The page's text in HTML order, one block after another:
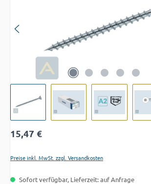
Regulärer Preis:
15,47 €
Preise inkl. MwSt. zzgl. Versandkosten
Sofort verfügbar, Lieferzeit: auf Anfrage